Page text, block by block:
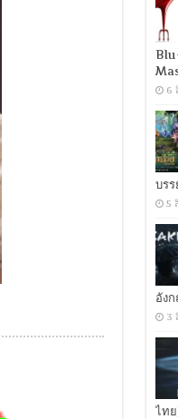
6
บร
5
อัง
3
ไท